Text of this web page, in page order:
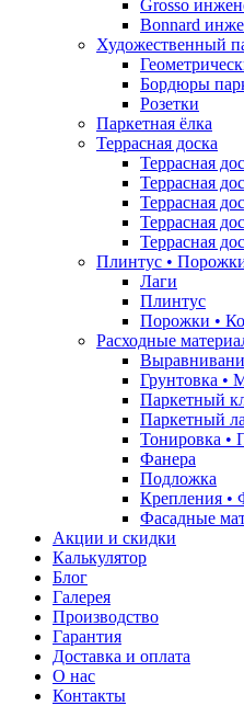
Grosso
Bonnard
Художественный
Бордюры
Розетки
Паркетная ёлка
Террасная доска
Террасная
Террасная
Террасная
Террасная
Террасная
Плинтус •
Лаги
Плинтус
Порожки •
Расходные
Грунтовкa •
Паркетный
Паркетный
Тонировка •
Фанера
Подложка
Крепления •
Фасадные
Акции и скидки
Калькулятор
Блог
Галерея
Производство
Гарантия
Доставка и оплата
О нас
Контакты